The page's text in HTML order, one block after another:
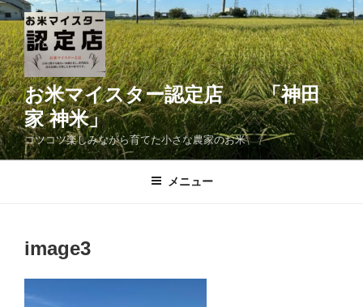
コ
ン
テ
ン
ツ
へ
ス
キ
ッ
お米マイスター認定店 「神田
家 神米」
コツコツ楽しみながら育てた小さな農家のお米
メニュー
image3